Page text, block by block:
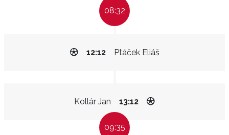
08:32
Ptáček Eliáš
12:12
Kollár Jan 13:12
09:35